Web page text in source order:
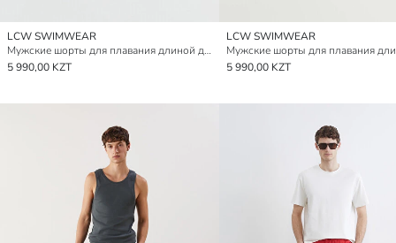
LCW SWIMWEAR
Мужские шорты для плавания длиной до колена
5 990,00 KZT
LCW SWIMWEAR
5 990,00 KZT